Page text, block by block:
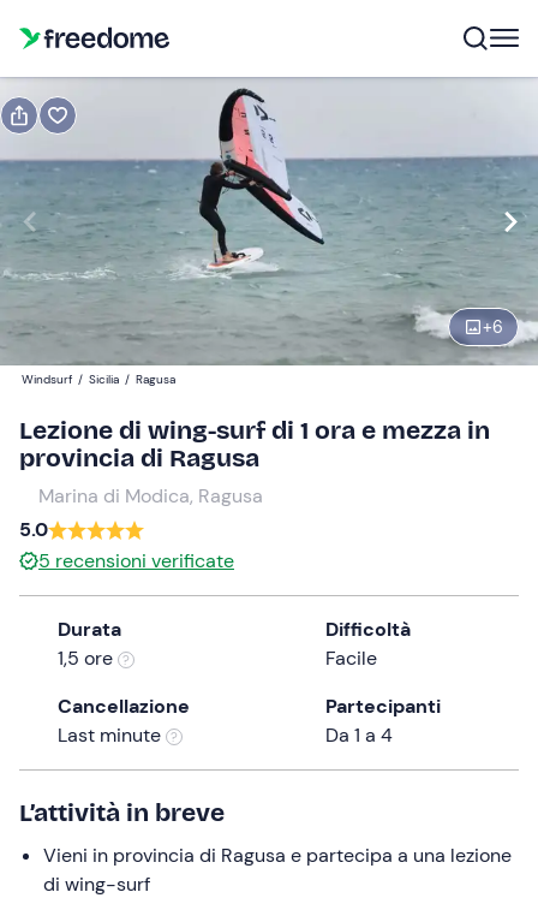
+6
Navigate
forward
to
interact
with
the
and
select
date.
Press
the
question
mark
keyboard
shortcuts
for
changing
dates.
Modifica
13:00 Modifica
Partecipanti
50 €
1
Windsurf / Sicilia / Ragusa
Lezione di wing-surf di 1 ora e mezza in
provincia di Ragusa
Marina di Modica, Ragusa
5.0
5 recensioni verificate
Durata
1,5 ore
Difficoltà
Facile
Cancellazione
Last minute
Partecipanti
Da 1 a 4
L’attività in breve
Vieni in provincia di Ragusa e partecipa a una lezione
di wing-surf